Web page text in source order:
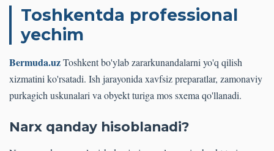
Toshkentda professional
yechim
Bermuda.uzToshkent bo'ylab zararkunandalarni yo'q qilish
xizmatini ko'rsatadi. Ish jarayonida xavfsiz preparatlar, zamonaviy
purkagich uskunalari va obyekt turiga mos sxema qo'llanadi.
Narx qanday hisoblanadi?